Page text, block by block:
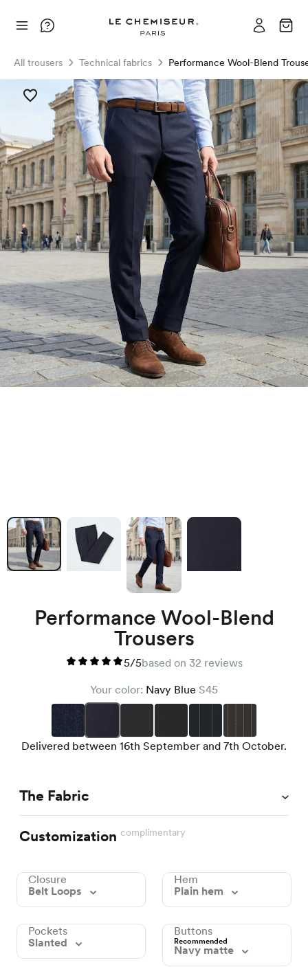
All trousers Technical fabrics Performance Wool-Blend
Performance Wool-Blend
Trousers
5/5based on 32 reviews
Your color: Navy Blue S45
Delivered between 16th September and 7th October.
The Fabric
Customization complimentary
Closure
Belt Loops
Hem
Plain hem
Pockets
Slanted
Buttons
Recommended
Navy matte